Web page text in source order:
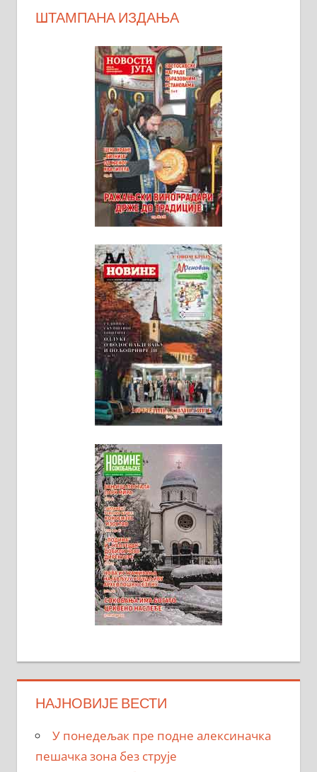
ШТАМПАНА ИЗДАЊА
НАЈНОВИЈЕ ВЕСТИ
У понедељак пре подне алексиначка
пешачка зона без струје